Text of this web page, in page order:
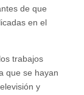
de que
en el
trabajos
que se hayan
y